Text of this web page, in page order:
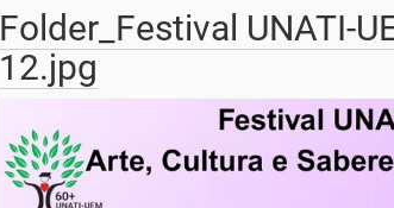
Folder_Festival UNATI-
12.jpg